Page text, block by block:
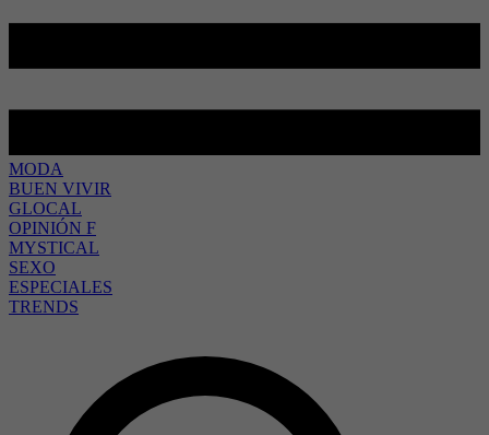
MODA
BUEN VIVIR
GLOCAL
OPINIÓN F
MYSTICAL
SEXO
ESPECIALES
TRENDS